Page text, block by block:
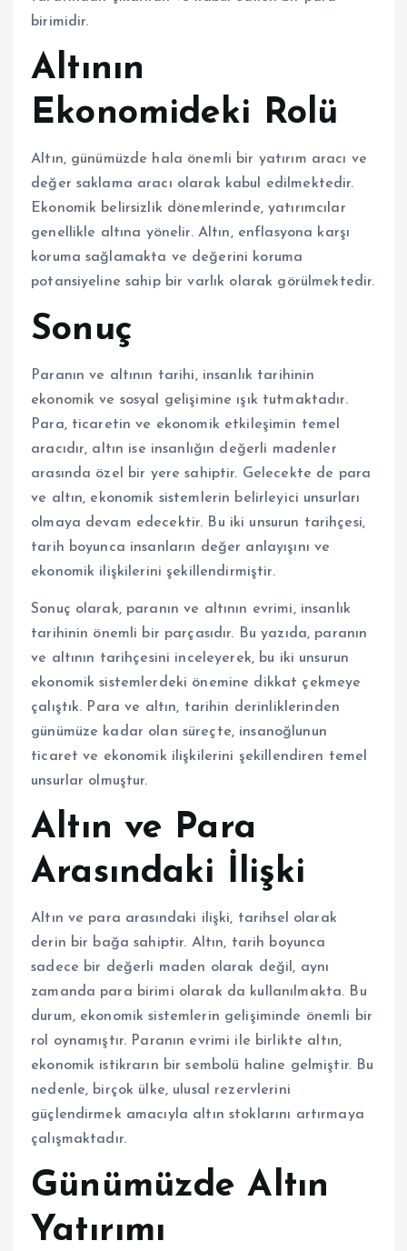
birimidir.
Altının
Ekonomideki Rolü
Altın, günümüzde hala önemli bir yatırım aracı ve
değer saklama aracı olarak kabul edilmektedir.
Ekonomik belirsizlik dönemlerinde, yatırımcılar
genellikle altına yönelir. Altın, enflasyona karşı
koruma sağlamakta ve değerini koruma
potansiyeline sahip bir varlık olarak görülmektedir.
Sonuç
Paranın ve altının tarihi, insanlık tarihinin
ekonomik ve sosyal gelişimine ışık tutmaktadır.
Para, ticaretin ve ekonomik etkileşimin temel
aracıdır, altın ise insanlığın değerli madenler
arasında özel bir yere sahiptir. Gelecekte de para
ve altın, ekonomik sistemlerin belirleyici unsurları
olmaya devam edecektir. Bu iki unsurun tarihçesi,
tarih boyunca insanların değer anlayışını ve
ekonomik ilişkilerini şekillendirmiştir.
Sonuç olarak, paranın ve altının evrimi, insanlık
tarihinin önemli bir parçasıdır. Bu yazıda, paranın
ve altının tarihçesini inceleyerek, bu iki unsurun
ekonomik sistemlerdeki önemine dikkat çekmeye
çalıştık. Para ve altın, tarihin derinliklerinden
günümüze kadar olan süreçte, insanoğlunun
ticaret ve ekonomik ilişkilerini şekillendiren temel
unsurlar olmuştur.
Altın ve Para
Arasındaki İlişki
Altın ve para arasındaki ilişki, tarihsel olarak
derin bir bağa sahiptir. Altın, tarih boyunca
sadece bir değerli maden olarak değil, aynı
zamanda para birimi olarak da kullanılmakta. Bu
durum, ekonomik sistemlerin gelişiminde önemli bir
rol oynamıştır. Paranın evrimi ile birlikte altın,
ekonomik istikrarın bir sembolü haline gelmiştir. Bu
nedenle, birçok ülke, ulusal rezervlerini
güçlendirmek amacıyla altın stoklarını artırmaya
çalışmaktadır.
Günümüzde Altın
Yatırımı